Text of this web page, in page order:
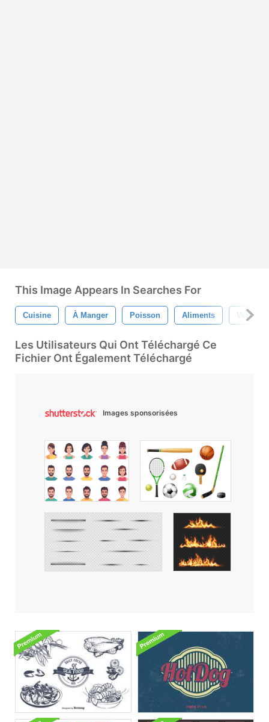
This Image Appears In Searches For
Cuisine À Manger Poisson Aliments Verre
Les Utilisateurs Qui Ont Téléchargé Ce
Fichier Ont Également Téléchargé
Images sponsorisées